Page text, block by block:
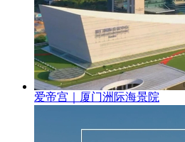
爱帝宫｜厦门洲际海景院